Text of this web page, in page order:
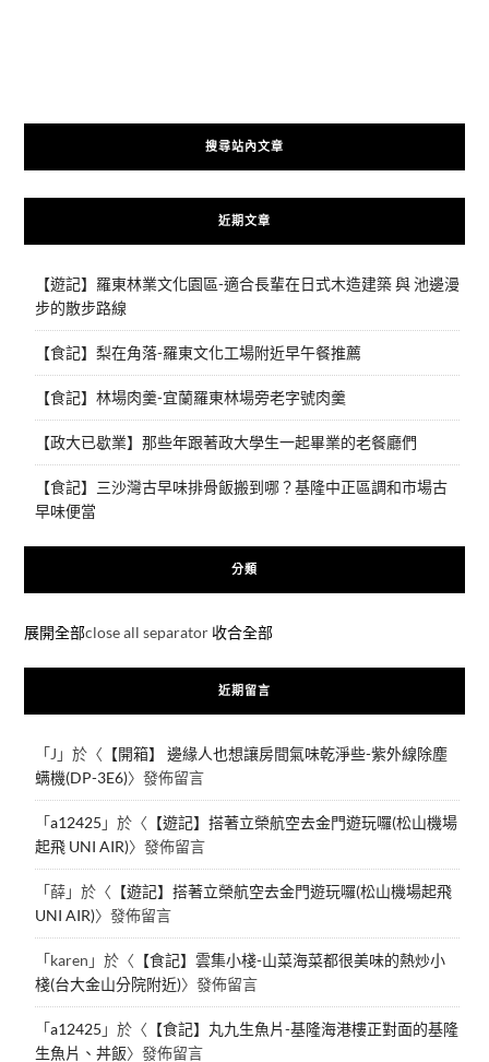
搜尋站內文章
近期文章
【遊記】羅東林業文化園區-適合長輩在日式木造建築 與 池邊漫
步的散步路線
【食記】梨在角落-羅東文化工場附近早午餐推薦
【食記】林場肉羹-宜蘭羅東林場旁老字號肉羹
【政大已歇業】那些年跟著政大學生一起畢業的老餐廳們
【食記】三沙灣古早味排骨飯搬到哪？基隆中正區調和市場古
早味便當
分類
展開全部close all separator 收合全部
近期留言
「J 」於〈 【開箱】 邊緣人也想讓房間氣味乾淨些-紫外線除塵
螨機(DP-3E6)〉發佈留言
「a12425 」於〈 【遊記】搭著立榮航空去金門遊玩囉(松山機場
起飛 UNI AIR)〉發佈留言
「薛」於〈 【遊記】搭著立榮航空去金門遊玩囉(松山機場起飛
UNI AIR)〉發佈留言
「karen 」於〈 【食記】雲集小棧-山菜海菜都很美味的熱炒小
棧(台大金山分院附近)〉發佈留言
「a12425 」於〈 【食記】丸九生魚片-基隆海港樓正對面的基隆
生魚片、丼飯〉發佈留言